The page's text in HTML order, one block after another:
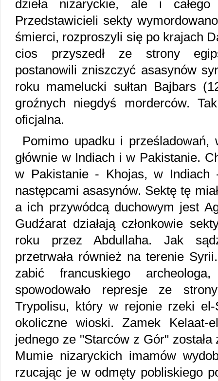
dzieła nizaryckie, ale i całego
Przedstawicieli sekty
śmierci, rozproszyli się po krajach
cios przyszedł ze strony
postanowili zniszczyć asasynów
roku mamelucki sułtan Bajbars
groźnych niegdyś morderców.
oficjalna.
Pomimo upadku i prześladowań,
głównie w Indiach i w Pakistanie.
w Pakistanie - Khojas, w Indiach
następcami asasynów. Sektę tę
a ich przywódcą duchowym jest
Gudźarat działają członkowie
roku przez Abdullaha. Jak
przetrwała również na terenie
zabić francuskiego
spowodowało represje ze
Trypolisu, który w rejonie rzeki el-
okoliczne wioski. Zamek Kelaat-
jednego ze "Starców z Gór"
Mumie nizaryckich imamów
rzucając je w odmęty pobliskiego